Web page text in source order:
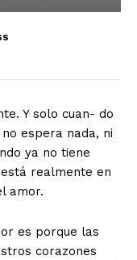
Y solo cuan- do
espera nada, ni
ya no tiene
realmente en
amor.
es porque las
corazones